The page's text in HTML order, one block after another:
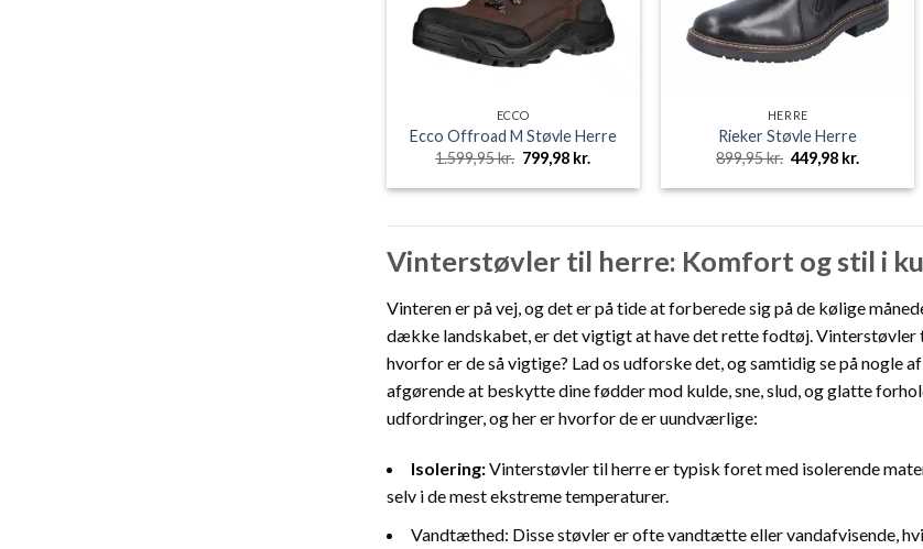
ECCO
Ecco Offroad M Støvle Herre
1.599,95kr. Den
oprindelige
pris
799,98 kr.
pris
HERRE
Rieker Støvle Herre
899,95kr. Den
oprindelige
pris
449,98 kr.
pris
Vinterstøvler til herre: Komfort og stil i
Vinteren er på vej, og det er på tide at forberede sig på de kølige
dække landskabet, er det vigtigt at have det rette fodtøj. Vinterstøvler
hvorfor er de så vigtige? Lad os udforske det, og samtidig se på
afgørende at beskytte dine fødder mod kulde, sne, slud, og glatte
udfordringer, og her er hvorfor de er uundværlige:
Isolering:Vinterstøvler til herre er typisk foret med isolerende
selv i de mest ekstreme temperaturer.
Vandtæthed: Disse støvler er ofte vandtætte eller vandafvisende,